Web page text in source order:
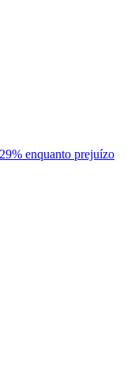
enquanto prejuízo